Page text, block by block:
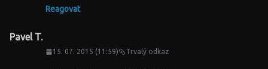
Reagovat
Pavel T.
15. 07. 2015 (11:59) Trvalý odkaz